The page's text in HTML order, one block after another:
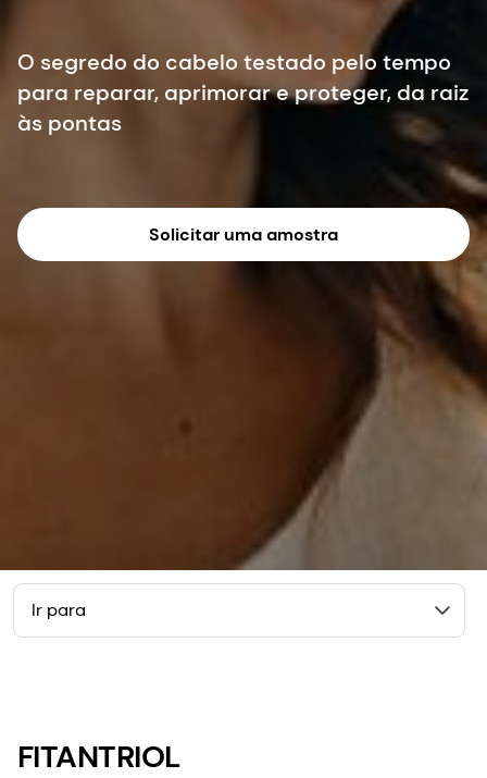
O segredo do cabelo testado pelo tempo
para reparar, aprimorar e proteger, da raiz
às pontas
Solicitar uma amostra
Ir para
FITANTRIOL